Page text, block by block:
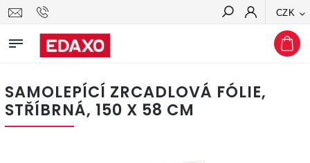
CZK
Hledat
SAMOLEPÍCÍ ZRCADLOVÁ FÓLIE,
STŘÍBRNÁ, 150 X 58 CM